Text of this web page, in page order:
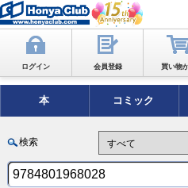
ログイン 会員登録 買い物
本 コミック
検索